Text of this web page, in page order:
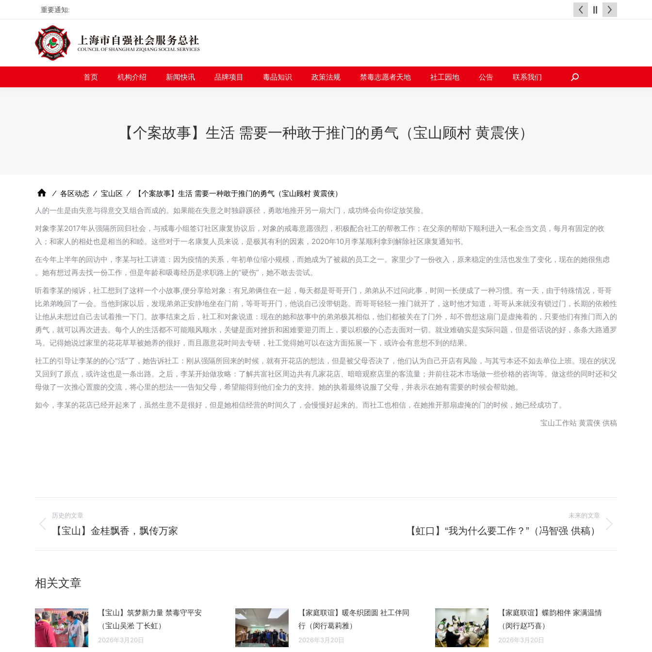
重要通知:
首页 机构介绍 新闻快讯 品牌项目 毒品知识 政策法规 禁毒志愿者天地 社工园地 公告 联系我们
搜
【个案故事】生活 需要一种敢于推门的勇气（宝山顾村 黄震侠）
⁄ 各区动态 ⁄ 宝山区 ⁄
【个案故事】生活 需要一种敢于推门的勇气（宝山顾村 黄震侠）
人的一生是由失意与得意交叉组合而成的。如果能在失意之时独辟蹊径，勇敢地推开另一扇大门，成功终会向你绽放笑脸。
对象李某2017年从强隔所回归社会，与戒毒小组签订社区康复协议后，对象的戒毒意愿强烈，积极配合社工的帮教工作；在父亲的帮助下顺利进入一私企当文员，每月有固定的收
入；和家人的相处也是相当的和睦。这些对于一名康复人员来说，是极其有利的因素，2020年10月李某顺利拿到解除社区康复通知书。
在今年上半年的回访中，李某与社工讲道：因为疫情的关系，年初单位缩小规模，而她成为了被裁的员工之一。家里少了一份收入，原来稳定的生活也发生了变化，现在的她很焦虑
。她有想过再去找一份工作，但是年龄和吸毒经历是求职路上的“硬伤”，她不敢去尝试。
听着李某的倾诉，社工想到了这样一个小故事,便分享给对象：有兄弟俩住在一起，每天都是哥哥开门，弟弟从不过问此事，时间一长便成了一种习惯。有一天，由于特殊情况，哥哥
比弟弟晚回了一会。当他到家以后，发现弟弟正安静地坐在门前，等哥哥开门，他说自己没带钥匙。而哥哥轻轻一推门就开了，这时他才知道，哥哥从来就没有锁过门，长期的依赖性
让他从未想过自己去试着推一下门。故事结束之后，社工和对象说道：现在的她和故事中的弟弟极其相似，他们都被关在了门外，却不曾想这扇门是虚掩着的，只要他们有推门而入的
勇气，就可以再次进去。每个人的生活都不可能顺风顺水，关键是面对挫折和困难要迎刃而上，要以积极的心态去面对一切。就业难确实是实际问题，但是俗话说的好，条条大路通罗
马。记得她说过家里的花花草草被她养的很好，而且愿意花时间去专研，社工觉得她可以在这方面拓展一下，或许会有意想不到的结果。
社工的引导让李某的的心“活”了，她告诉社工：刚从强隔所回来的时候，就有开花店的想法，但是被父母否决了，他们认为自己开店有风险，与其亏本还不如去单位上班。现在的状况
又回到了原点，或许这也是一条出路。之后，李某开始做攻略：了解共富社区周边共有几家花店、暗暗观察店里的客流量；并前往花木市场做一些价格的咨询等。做这些的同时还和父
母做了一次推心置腹的交流，将心里的想法一一告知父母，希望能得到他们全力的支持。她的执着最终说服了父母，并表示在她有需要的时候会帮助她。
如今，李某的花店已经开起来了，虽然生意不是很好，但是她相信经营的时间久了，会慢慢好起来的。而社工也相信，在她推开那扇虚掩的门的时候，她已经成功了。
宝山工作站 黄震侠 供稿
章
导
历史的文章
历
章：
【宝山】金桂飘香，飘传万家
未来的文章
【虹口】“我为什么要工作？”（冯智强 供稿）
相关文章
【宝山】筑梦新力量 禁毒守平安
（宝山吴淞 丁长虹）
2026年3月20日
【家庭联谊】暖冬织团圆 社工伴同
行（闵行葛莉雅）
2026年3月20日
【家庭联谊】蝶韵相伴 家满温情
（闵行赵巧喜）
2026年3月20日
首页 机构介绍 新闻快讯 品牌项目 毒品知识 政策法规 禁毒志愿者天地 社工园地 公告 联系我们
搜